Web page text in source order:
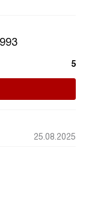
5
25.08.2025